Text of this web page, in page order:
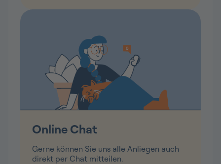
Online Chat
Gerne können Sie uns alle Anliegen auch
direkt per Chat mitteilen.